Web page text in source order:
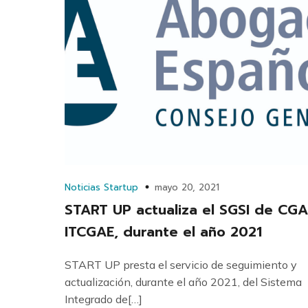
Noticias Startup mayo 20, 2021
START UP actualiza el SGSI de
ITCGAE, durante el año 2021
START UP presta el servicio de seguimiento y
actualización, durante el año 2021, del Sistema
Integrado de[…]